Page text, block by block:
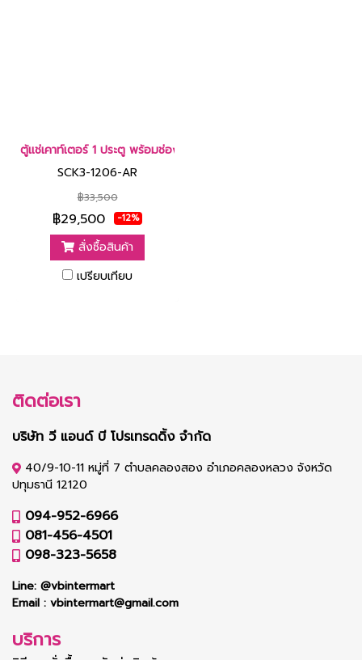
ตู้แช่เคาท์เตอร์ 1 ประตู พร้อมช่องใส่น้ำแข็งและอ่างล้าง 3.7 คิว
SCK3-1206-AR
฿33,500
฿29,500 -12%
สั่งซื้อสินค้า
เปรียบเทียบ
ติดต่อเรา
บริษัท วี แอนด์ บี โปรเทรดดิ้ง จำกัด
40/9-10-11 หมู่ที่ 7 ตำบลคลองสอง อำเภอคลองหลวง จังหวัด
ปทุมธานี 12120
094-952-6966
081-456-4501
098-323-5658
Line: @vbintermart
Email : vbintermart@gmail.com
บริการ